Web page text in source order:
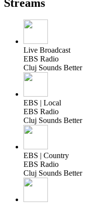
Streams
Live Broadcast
EBS Radio
Cluj Sounds Better
EBS | Local
EBS Radio
Cluj Sounds Better
EBS | Country
EBS Radio
Cluj Sounds Better